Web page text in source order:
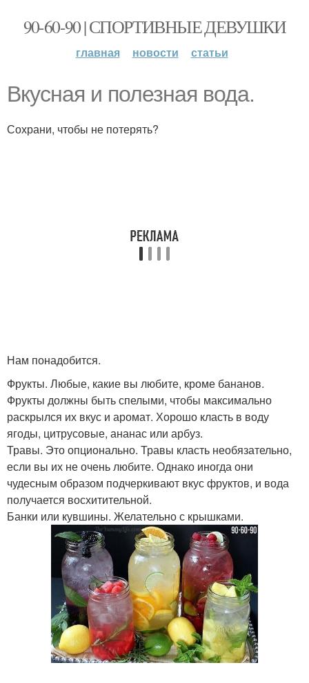
90-60-90 | СПОРТИВНЫЕ ДЕВУШКИ
главная новости статьи
Вкусная и полезная вода.
Сохрани, чтобы не потерять?
Нам понадобится.
Фрукты. Любые, какие вы любите, кроме бананов.
Фрукты должны быть спелыми, чтобы максимально
раскрылся их вкус и аромат. Хорошо класть в воду
ягоды, цитрусовые, ананас или арбуз.
Травы. Это опционально. Травы класть необязательно,
если вы их не очень любите. Однако иногда они
чудесным образом подчеркивают вкус фруктов, и вода
получается восхитительной.
Банки или кувшины. Желательно с крышками.